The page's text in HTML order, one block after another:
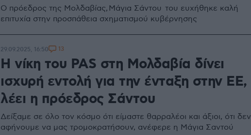
Ο πρόεδρος της Μολδαβίας, Μάγια Σάντου του ευχήθηκε καλή
επιτυχία στην προσπάθεια σχηματισμού κυβέρνησης
Η νίκη του PAS στη Μολδαβία δίνει
ισχυρή εντολή για την ένταξη στην ΕΕ,
λέει η πρόεδρος Σάντου
Δείξαμε σε όλο τον κόσμο ότι είμαστε θαρραλέοι και άξιοι, ότι δεν
αφήνουμε να μας τρομοκρατήσουν, ανέφερε η Μάγια Σαντού
29.09.2025, 16:50 13